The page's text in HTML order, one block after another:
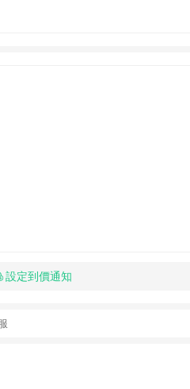
設定到價通知